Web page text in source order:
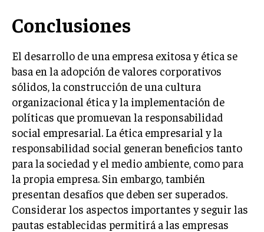
Conclusiones
El desarrollo de una empresa exitosa y ética se
basa en la adopción de valores corporativos
sólidos, la construcción de una cultura
organizacional ética y la implementación de
políticas que promuevan la responsabilidad
social empresarial. La ética empresarial y la
responsabilidad social generan beneficios tanto
para la sociedad y el medio ambiente, como para
la propia empresa. Sin embargo, también
presentan desafíos que deben ser superados.
Considerar los aspectos importantes y seguir las
pautas establecidas permitirá a las empresas